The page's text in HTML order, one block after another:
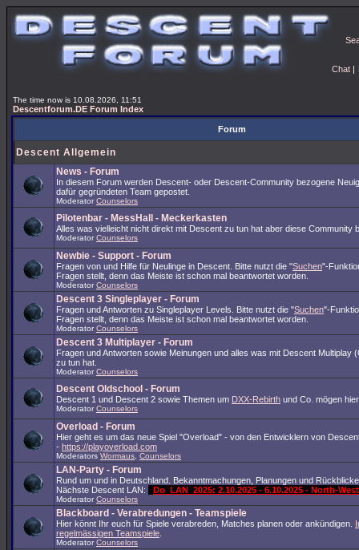
Chat |
The time now is 10.08.2026, 11:51
Descentforum.DE Forum Index
Forum
Descent Allgemein
News - Forum
In diesem Forum werden Descent- oder Descent-Community bezogene
dafür gegründeten Team gepostet.
Moderator Counselors
Pilotenbar - MessHall - Meckerkasten
Alles was vielleicht nicht direkt mit Descent zu tun hat aber diese Community
Moderator Counselors
Newbie - Support - Forum
Fragen von und Hilfe für Neulinge in Descent. Bitte nutzt die "Suchen"-
Fragen stellt, denn das Meiste ist schon mal beantwortet worden.
Moderator Counselors
Descent 3 Singleplayer - Forum
Fragen und Antworten zu Singleplayer Levels. Bitte nutzt die "Suchen"-
Fragen stellt, denn das Meiste ist schon mal beantwortet worden.
Moderator Counselors
Descent 3 Multiplayer - Forum
Fragen und Antworten sowie Meinungen und alles was mit Descent Multiplay
zu tun hat.
Moderator Counselors
Descent Oldschool - Forum
Descent 1 und Descent 2 sowie Themen um DXX-Rebirth und Co. mögen
Moderator Counselors
Overload - Forum
Hier geht es um das neue Spiel "Overload" - von den Entwicklern von
- https://playoverload.com
Moderators Wormaus Counselors
LAN-Party - Forum
Rund um und in Deutschland. Bekanntmachungen, Planungen und
Nächste Descent LAN:
Do_LAN_2025: 2.10.2025 - 6.10.2025 - North-
Moderator Counselors
Blackboard - Verabredungen - Teamspiele
Hier könnt Ihr euch für Spiele verabreden, Matches planen oder ankündigen.
regelmässigen Teamspiele
Moderator Counselors